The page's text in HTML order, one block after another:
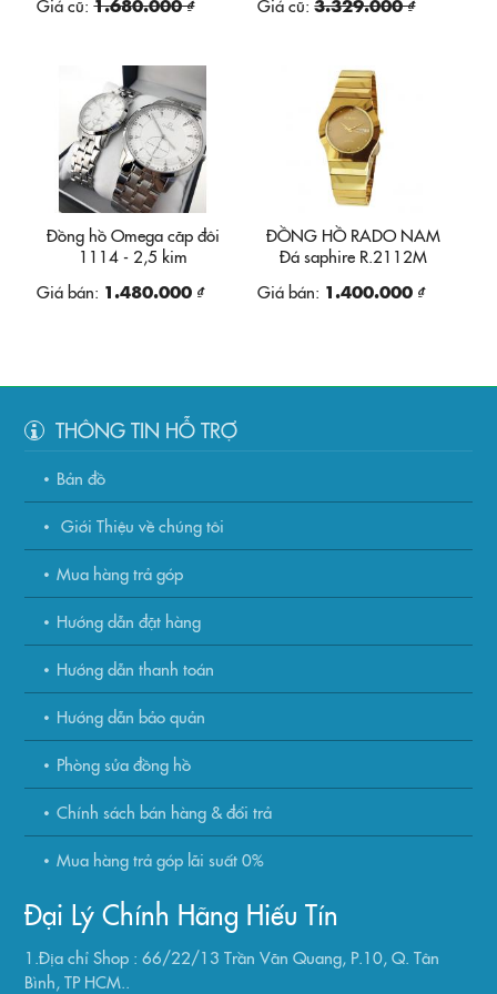
Giá cũ: 1.680.000 ₫
Giá cũ: 3.329.000 ₫
Đồng hồ Omega căp đôi
1114 - 2,5 kim
Giá bán: 1.480.000 ₫
ĐỒNG HỒ RADO NAM
Đá saphire R.2112M
Giá bán: 1.400.000 ₫
THÔNG TIN HỖ TRỢ
Bản đồ
Giới Thiệu về chúng tôi
Mua hàng trả góp
Hướng dẫn đặt hàng
Hướng dẫn thanh toán
Hướng dẫn bảo quản
Phòng sửa đồng hồ
Chính sách bán hàng & đổi trả
Mua hàng trả góp lãi suất 0%
Đại Lý Chính Hãng Hiếu Tín
1.Địa chỉ Shop : 66/22/13 Trần Văn Quang, P.10, Q. Tân
Bình, TP HCM..